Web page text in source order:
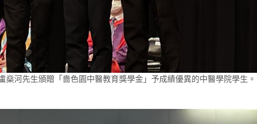
燊河先生頒贈「嗇色園中醫教育獎學金」予成績優異的中醫學院學生。